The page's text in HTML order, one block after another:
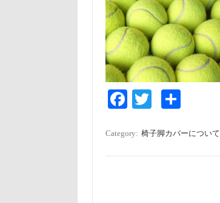
Fa
bo tte re
Category: 椅子脚カバーについて